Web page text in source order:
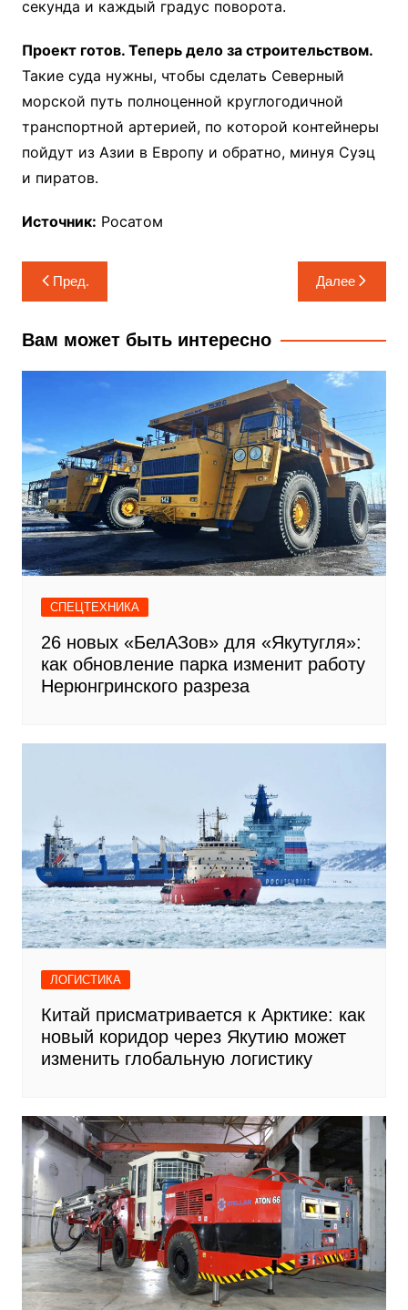
секунда и каждый градус поворота.
Проект готов. Теперь дело за строительством.
Такие суда нужны, чтобы сделать Северный
морской путь полноценной круглогодичной
транспортной артерией, по которой контейнеры
пойдут из Азии в Европу и обратно, минуя Суэц
и пиратов.
Источник: Росатом
Навигация
по
записям
Пред. Далее
Вам может быть интересно
СПЕЦТЕХНИКА
26 новых «БелАЗов» для «Якутугля»:
как обновление парка изменит работу
Нерюнгринского разреза
ЛОГИСТИКА
Китай присматривается к Арктике: как
новый коридор через Якутию может
изменить глобальную логистику